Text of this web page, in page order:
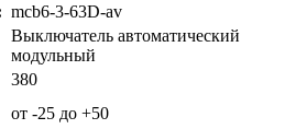
mcb6-3-63D-av
Выключатель автоматический
модульный
380
от -25 до +50